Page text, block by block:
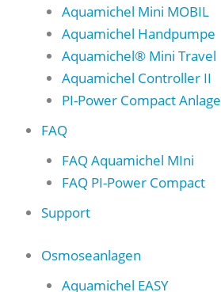
Aquamichel Mini MOBIL
Aquamichel Handpumpe
Aquamichel® Mini Travel
Aquamichel Controller II
PI-Power Compact Anlage
FAQ
FAQ Aquamichel MIni
FAQ PI-Power Compact
Support
Osmoseanlagen
Aquamichel EASY